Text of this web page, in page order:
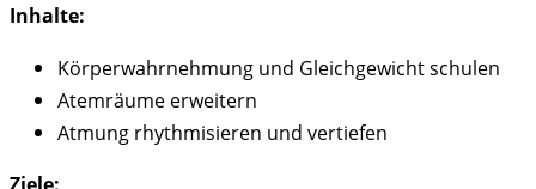
Inhalte:
Körperwahrnehmung und Gleichgewicht schulen
Atemräume erweitern
Atmung rhythmisieren und vertiefen